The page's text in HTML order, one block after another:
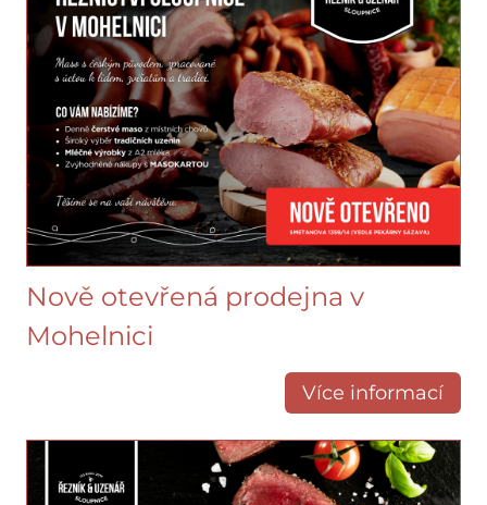
Nově otevřená prodejna v
Mohelnici
Více informací